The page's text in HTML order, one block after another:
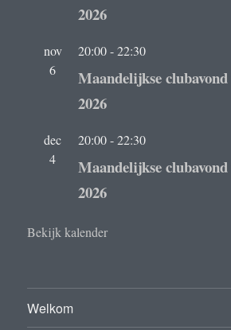
2026
nov
6
20:00-22:30
Maandelijkse
2026
dec
4
20:00-22:30
Maandelijkse
2026
Bekijk kalender
Welkom